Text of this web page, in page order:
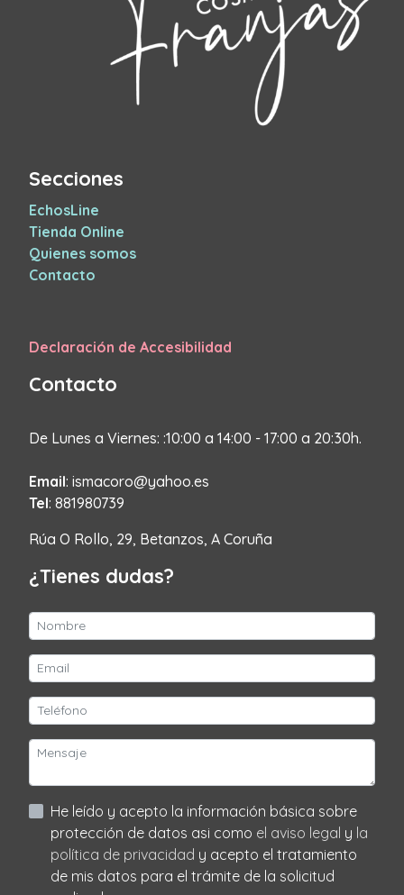
Secciones
EchosLine
Tienda Online
Quienes somos
Contacto
Declaración de Accesibilidad
Contacto
De Lunes a Viernes: :10:00 a 14:00 - 17:00 a 20:30h.
Email: ismacoro@yahoo.es
Tel: 881980739
Rúa O Rollo, 29, Betanzos, A Coruña
¿Tienes dudas?
He leído y acepto la información básica sobre
protección de datos asi como el aviso legal y la
política de privacidad y acepto el tratamiento
de mis datos para el trámite de la solicitud